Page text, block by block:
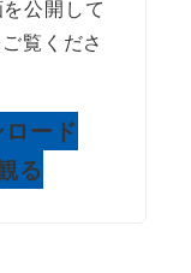
公開して
覧くださ
ード
る